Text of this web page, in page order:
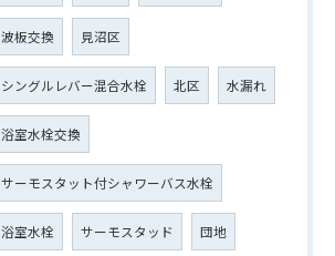
波板交換 見沼区
シングルレバー混合水栓 北区 水漏れ
浴室水栓交換
サーモスタット付シャワーバス水栓
浴室水栓 サーモスタッド 団地